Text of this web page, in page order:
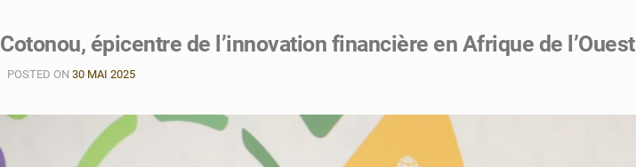
Cotonou, épicentre de l’innovation financière en Afrique de l’Ouest
POSTED ON 30 MAI 2025